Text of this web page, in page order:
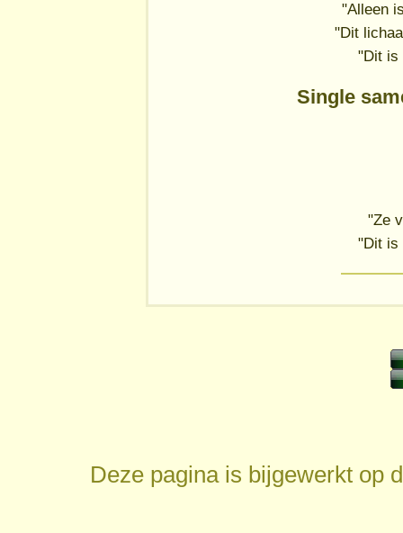
"Alleen
"Dit
"Dit is
Single
"Ze
"Dit is
Deze pagina is bijgewerkt op